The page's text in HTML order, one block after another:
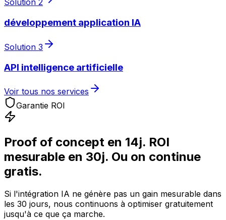
Solution 2
développement application IA
Solution 3
API intelligence artificielle
Voir tous nos services
Garantie ROI
Proof of concept en 14j. ROI
mesurable en 30j. Ou on continue
gratis.
Si l'intégration IA ne génère pas un gain mesurable dans
les 30 jours, nous continuons à optimiser gratuitement
jusqu'à ce que ça marche.